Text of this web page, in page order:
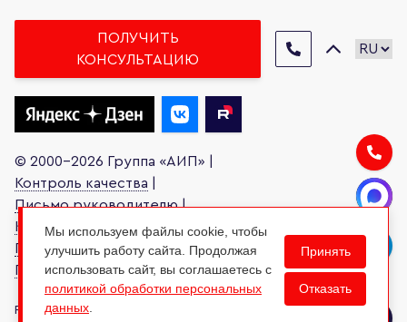
Мы используем файлы cookie, чтобы
улучшить работу сайта. Продолжая
использовать сайт, вы соглашаетесь с
политикой обработки персональных
данных
Принять
Отказать
ПОЛУЧИТЬ
КОНСУЛЬТАЦИЮ
© 2000-2026 Группа «АИП» |
Контроль качества
Письмо руководителю|
Карта сайта|
Политика обработки персональных данных|
Права субъектов персональных данных
Разработано в: